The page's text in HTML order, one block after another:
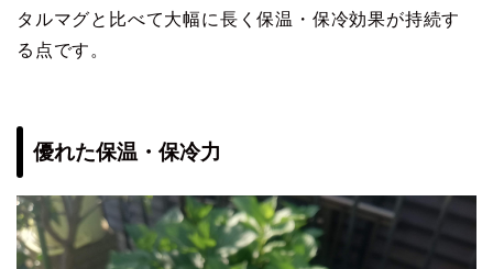
タルマグと比べて大幅に長く保温・保冷効果が持続す
る点です。
優れた保温・保冷力